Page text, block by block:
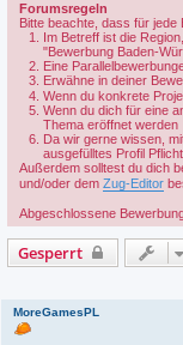
Forumsregeln
Bitte beachte, dass für jede
Im Betreff ist die
"Bewerbung Baden-
Eine
Erwähne in deiner
Wenn du konkrete
Wenn du dich für eine
Thema eröffnet werden
Da wir gerne wissen,
ausgefülltes Profil Pflicht
Außerdem solltest du dich
und/oder dem Zug-Editor
Abgeschlossene
Gesperrt
MoreGamesPL